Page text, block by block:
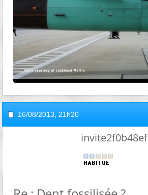
16/08/2013, 21h20
invite2f0b48ef